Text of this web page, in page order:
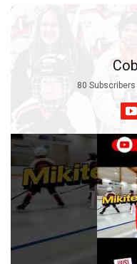
80 Subscribers